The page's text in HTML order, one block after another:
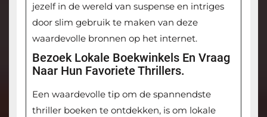
jezelf in de wereld van suspense en intriges
door slim gebruik te maken van deze
waardevolle bronnen op het internet.
Bezoek Lokale Boekwinkels En Vraag
Naar Hun Favoriete Thrillers.
Een waardevolle tip om de spannendste
thriller boeken te ontdekken, is om lokale